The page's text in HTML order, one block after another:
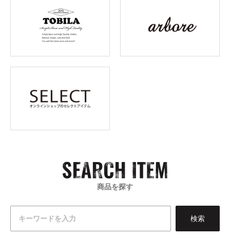
商品を探す